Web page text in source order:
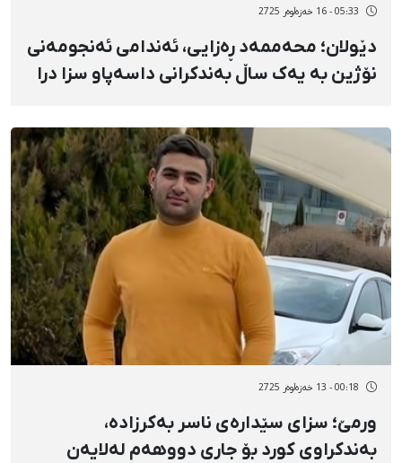
05:33 - 16 خەزەڵوەر 2725
دێولان؛ محەممەد ڕەزایی، ئەندامی ئەنجومەنی
نۆژین به یەک ساڵ بەندکرانی داسەپاو سزا درا
00:18 - 13 خەزەڵوەر 2725
ورمێ؛ سزای سێدارەی ناسر بەکرزادە،
بەندکراوی کورد بۆ جاری دووهەم لەلایەن